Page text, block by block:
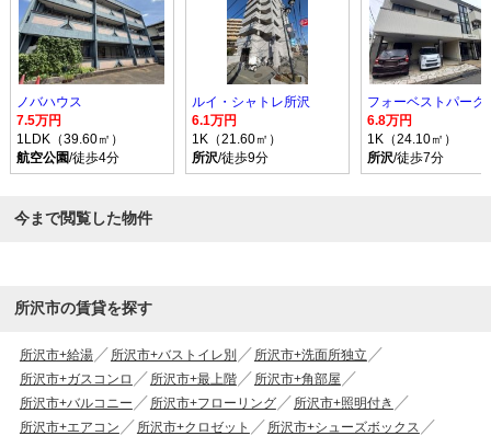
ノバハウス
7.5万円
1LDK（39.60㎡）
航空公園/徒歩4分
ルイ・シャトレ所沢
6.1万円
1K（21.60㎡）
所沢/徒歩9分
フォーベストパーク
6.8万円
1K（24.10㎡）
所沢/徒歩7分
今まで閲覧した物件
所沢市の賃貸を探す
所沢市+給湯 所沢市+バストイレ別
所沢市+洗面所独立
所沢市+ガスコンロ
所沢市+最上階
所沢市+角部屋
所沢市+バルコニー
所沢市+フローリング
所沢市+照明付き
所沢市+エアコン
所沢市+クロゼット
所沢市+シューズボックス